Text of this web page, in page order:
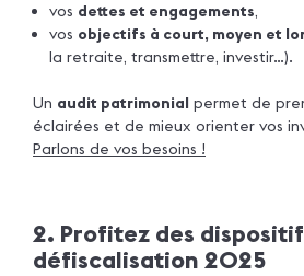
vos dettes et engagements,
vos objectifs à court, moyen et
la retraite, transmettre, investir…).
Un audit patrimonial permet de
éclairées et de mieux orienter vos
Parlons de vos besoins !
2. Profitez des
défiscalisation 2025